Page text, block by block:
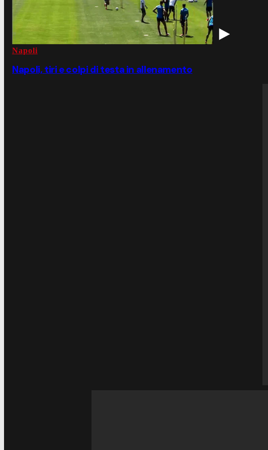
Napoli
Napoli, tiri e colpi di testa in allenamento